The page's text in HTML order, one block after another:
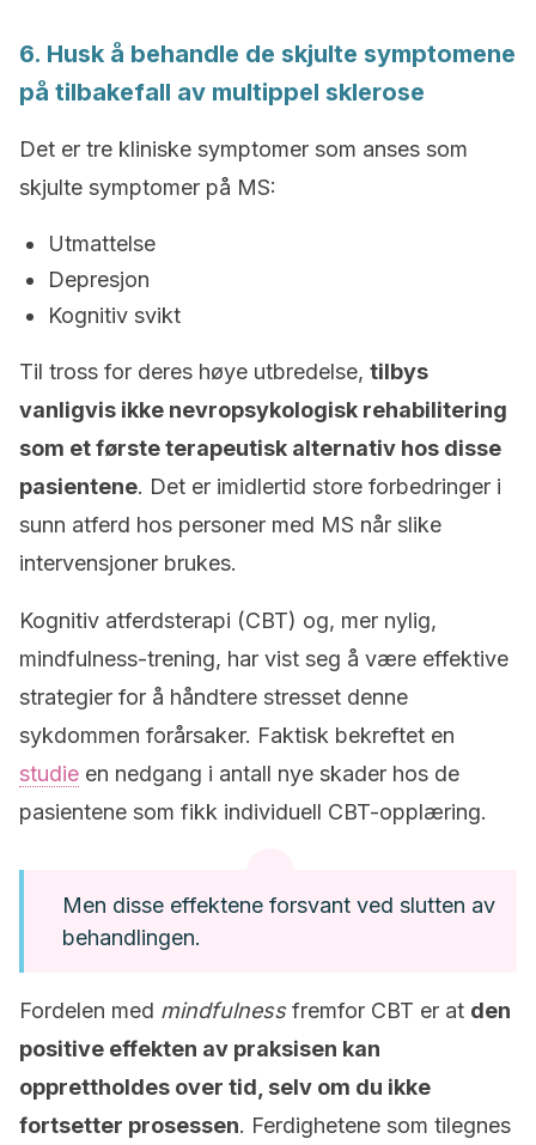
6. Husk å behandle de skjulte symptomene
på tilbakefall av multippel sklerose
Det er tre kliniske symptomer som anses som
skjulte symptomer på MS:
Utmattelse
Depresjon
Kognitiv svikt
Til tross for deres høye utbredelse, tilbys
vanligvis ikke nevropsykologisk rehabilitering
som et første terapeutisk alternativ hos disse
pasientene. Det er imidlertid store forbedringer i
sunn atferd hos personer med MS når slike
intervensjoner brukes.
Kognitiv atferdsterapi (CBT) og, mer nylig,
mindfulness-trening, har vist seg å være effektive
strategier for å håndtere stresset denne
sykdommen forårsaker. Faktisk bekreftet en
studie en nedgang i antall nye skader hos de
pasientene som fikk individuell CBT-opplæring.
Men disse effektene forsvant ved slutten av
behandlingen.
Fordelen med mindfulnessfremfor CBT er at den
positive effekten av praksisen kan
opprettholdes over tid, selv om du ikke
fortsetter prosessen. Ferdighetene som tilegnes